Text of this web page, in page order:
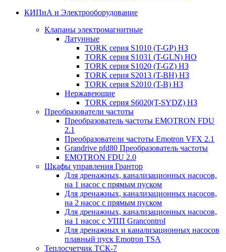
КИПиА и Электрооборудование
Клапаны электромагнитные
Латунные
TORK серия S1010 (T-GP) НЗ
TORK серия S1031 (T-GLN) НО
TORK серия S1020 (T-GZ) НЗ
TORK серия S2013 (T-BH) НЗ
TORK серия S2010 (T-B) НЗ
Нержавеющие
TORK серия S6020(T-SYDZ) НЗ
Преобразователи частоты
Преобразователь частоты EMOTRON FDU
2.1
Преобразователи частоты Emotron VFX 2.1
Grandrive pfd80 Преобразователь частоты
EMOTRON FDU 2.0
Шкафы управления Грантор
Для дренажных, канализационных насосов,
на 1 насос с прямым пуском
Для дренажных, канализационных насосов,
на 2 насос с прямым пуском
Для дренажных, канализационных насосов,
на 1 насос с УПП Grancontrol
Для дренажных и канализационных насосов
плавный пуск Emotron TSA
Теплосчетчик ТСК-7